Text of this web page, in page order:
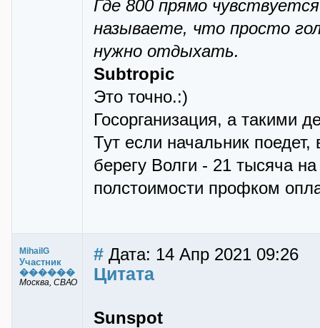
Где 800 прямо
называете, что просто
нужно отдыхать.
Subtropic
Это точно.:)
Госорганизация, а такими
Тут если начальник
берегу Волги - 21 тысяча
полстоимости профком
MihailG
Участник
������
Москва, СВАО
# Дата: 14 Апр 2021 09:26
Цитата
Sunspot